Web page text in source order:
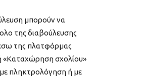
μπορούν να
της διαβούλευσης
της πλατφόρμας
«Καταχώρηση σχολίου»
πληκτρολόγηση ή με